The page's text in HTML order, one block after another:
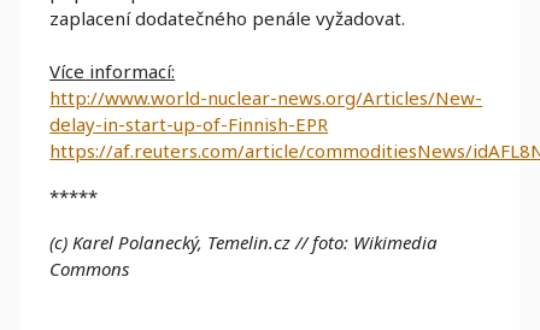
zaplacení dodatečného penále vyžadovat.
Více informací:
http://www.world-nuclear-news.org/Articles/New-
delay-in-start-up-of-Finnish-EPR
https://af.reuters.com/article/commoditiesNews/
*****
(c)Karel Polanecký, Temelin.cz// foto: Wikimedia
Commons